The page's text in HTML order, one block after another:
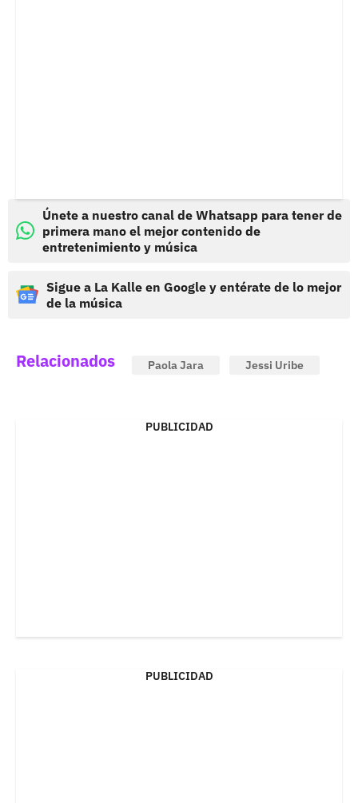
Únete a nuestro canal de Whatsapp para tener de
primera mano el mejor contenido de
entretenimiento y música
Sigue a La Kalle en Google y entérate de lo mejor
de la música
Relacionados Paola Jara Jessi Uribe
PUBLICIDAD
PUBLICIDAD